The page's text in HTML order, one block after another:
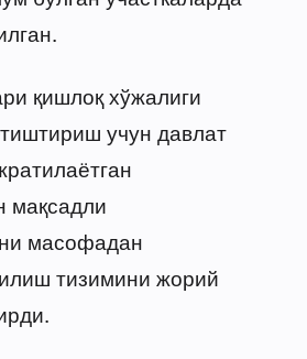
қишлоқ хўжалиги
учун давлат
мақсадли
масофадан
тизимини жорий